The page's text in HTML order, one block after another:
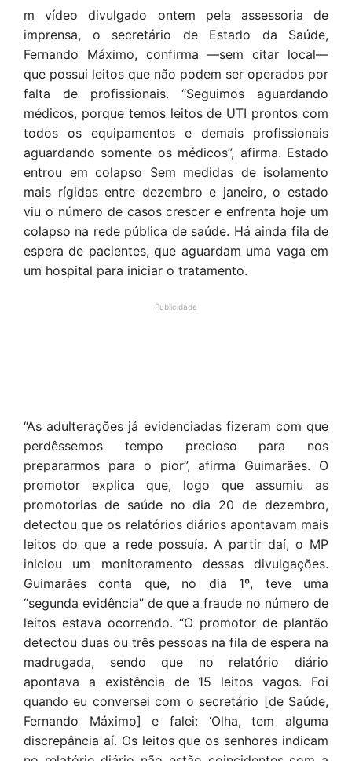
m vídeo divulgado ontem pela assessoria de
imprensa, o secretário de Estado da Saúde,
Fernando Máximo, confirma —sem citar local—
que possui leitos que não podem ser operados por
falta de profissionais. “Seguimos aguardando
médicos, porque temos leitos de UTI prontos com
todos os equipamentos e demais profissionais
aguardando somente os médicos”, afirma. Estado
entrou em colapso Sem medidas de isolamento
mais rígidas entre dezembro e janeiro, o estado
viu o número de casos crescer e enfrenta hoje um
colapso na rede pública de saúde. Há ainda fila de
espera de pacientes, que aguardam uma vaga em
um hospital para iniciar o tratamento.
Publicidade
“As adulterações já evidenciadas fizeram com que
perdêssemos tempo precioso para nos
prepararmos para o pior”, afirma Guimarães. O
promotor explica que, logo que assumiu as
promotorias de saúde no dia 20 de dezembro,
detectou que os relatórios diários apontavam mais
leitos do que a rede possuía. A partir daí, o MP
iniciou um monitoramento dessas divulgações.
Guimarães conta que, no dia 1º, teve uma
“segunda evidência” de que a fraude no número de
leitos estava ocorrendo. “O promotor de plantão
detectou duas ou três pessoas na fila de espera na
madrugada, sendo que no relatório diário
apontava a existência de 15 leitos vagos. Foi
quando eu conversei com o secretário [de Saúde,
Fernando Máximo] e falei: ‘Olha, tem alguma
discrepância aí. Os leitos que os senhores indicam